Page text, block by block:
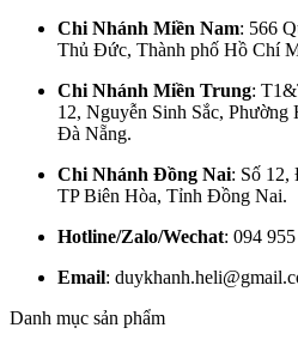
Chi Nhánh Miền Nam: 566
Thủ Đức, Thành phố Hồ Chí
Chi Nhánh Miền Trung:
12, Nguyễn Sinh Sắc,
Đà Nẵng.
Chi Nhánh Đồng Nai: Số
TP Biên Hòa, Tỉnh Đồng Nai.
Hotline/Zalo/Wechat: 094
Email:
Danh mục sản phẩm